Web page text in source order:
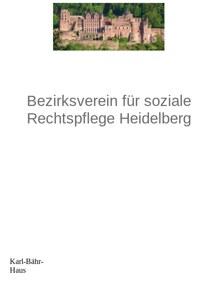
Bezirksverein für soziale
Rechtspflege Heidelberg
Karl-Bähr-
Haus